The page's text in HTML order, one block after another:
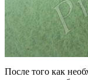
После того как